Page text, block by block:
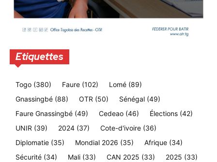
Etiquettes
Togo (380) Faure (102) Lomé (89)
Gnassingbé (88) OTR (50) Sénégal (49)
Faure Gnassingbé (49) Cedeao (46) Élections (42)
UNIR (39) 2024 (37) Cote-d'ivoire (36)
Diplomatie (35) Mondial 2026 (35) Afrique (34)
Sécurité (34) Mali (33) CAN 2025 (33) 2025 (33)